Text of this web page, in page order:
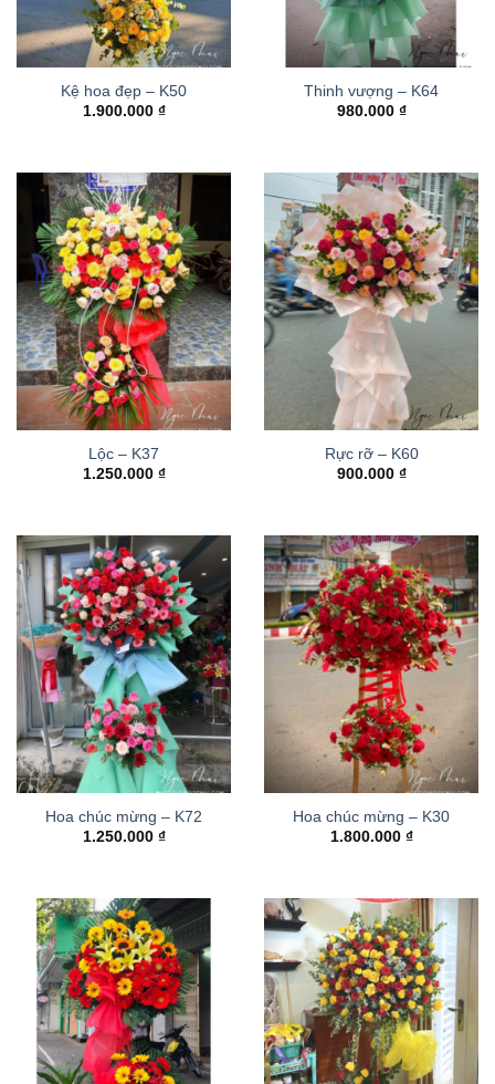
Kệ hoa đẹp – K50
1.900.000 ₫
Thinh vượng – K64
980.000 ₫
Lộc – K37
1.250.000 ₫
Rực rỡ – K60
900.000 ₫
Hoa chúc mừng – K72
1.250.000 ₫
Hoa chúc mừng – K30
1.800.000 ₫